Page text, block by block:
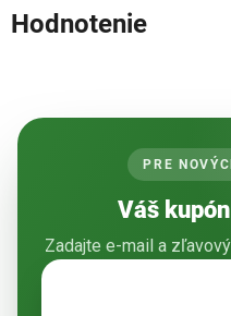
Hodnotenie
PRE
Váš
Zadajte e-mail a